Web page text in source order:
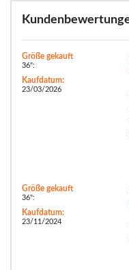
Größe gekauft
36":
Kaufdatum:
23/03/2026
Größe gekauft
36":
Kaufdatum:
23/11/2024